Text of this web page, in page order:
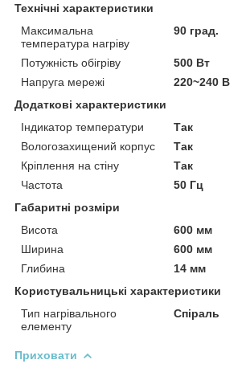
Технічні характеристики
Максимальна
температура нагріву
90 град.
Потужність обігріву
500 Вт
Напруга мережі
220~240 В
Додаткові характеристики
Індикатор температури
Так
Вологозахищений корпус
Так
Кріплення на стіну
Так
Частота
50 Гц
Габаритні розміри
Висота
600 мм
Ширина
600 мм
Глибина
14 мм
Користувальницькі характеристики
Тип нагрівального
елементу
Спіраль
Приховати